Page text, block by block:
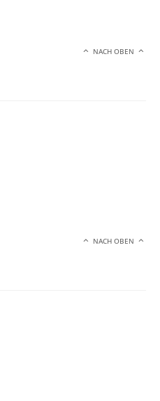
NACH OBEN
NACH OBEN